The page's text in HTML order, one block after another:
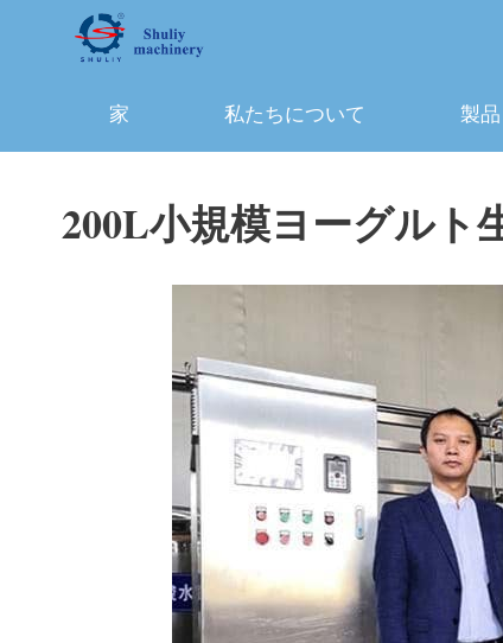
へ
家 私たちについて 製品
200L小規模ヨーグルト